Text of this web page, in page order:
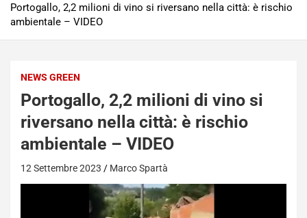
Portogallo, 2,2 milioni di vino si riversano nella città: è rischio
ambientale – VIDEO
NEWS GREEN
Portogallo, 2,2 milioni di vino si
riversano nella città: è rischio
ambientale – VIDEO
12 Settembre 2023 Marco Spartà